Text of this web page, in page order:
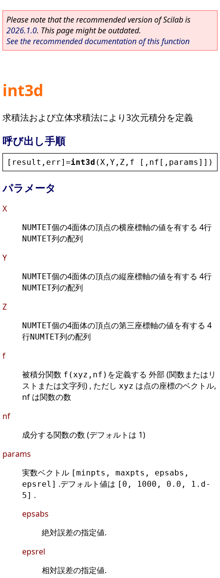
Please note that the recommended version of Scilab is
2026.1.0. This page might be outdated.
See the recommended documentation of this function
int3d
求積法および立体求積法により3次元積分を定義
呼び出し手順
[ result , err]=int3d ( X , Y , Z , f [, nf [, params ]])
パラメータ
X
NUMTET個の4面体の頂点の横座標軸の値を有する 4行
NUMTET列の配列
Y
NUMTET個の4面体の頂点の縦座標軸の値を有する 4行
NUMTET列の配列
Z
NUMTET個の4面体の頂点の第三座標軸の値を有する 4
行NUMTET列の配列
f
被積分関数 f(xyz,nf) を定義する 外部 (関数またはリ
ストまたは文字列) , ただし xyz は点の座標のベクトル,
nf は関数の数
nf
成分する関数の数 (デフォルトは 1)
params
実数ベクトル [minpts, maxpts, epsabs,
epsrel] .デフォルト値は [0, 1000, 0.0, 1.d-
5] .
epsabs
絶対誤差の指定値.
epsrel
相対誤差の指定値.